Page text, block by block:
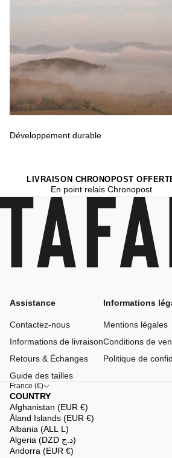
Développement durable
LIVRAISON CHRONOPOST
En point relais Chronopost
Assistance
Contactez-nous
Informations de livraison
Retours & Échanges
Guide des tailles
Informations
Mentions légales
Conditions de
Politique de
France (€)
COUNTRY
Afghanistan (EUR €)
Åland Islands (EUR €)
Albania (ALL L)
Algeria (DZD د.ج)
Andorra (EUR €)